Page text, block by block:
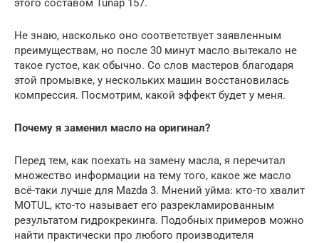
этого составом Tunap 157.
Не знаю, насколько оно соответствует заявленным
преимуществам, но после 30 минут масло вытекало не
такое густое, как обычно. Со слов мастеров благодаря
этой промывке, у нескольких машин восстановилась
компрессия. Посмотрим, какой эффект будет у меня.
Почему я заменил масло на оригинал?
Перед тем, как поехать на замену масла, я перечитал
множество информации на тему того, какое же масло
всё-таки лучше для Mazda 3. Мнений уйма: кто-то хвалит
MOTUL, кто-то называет его разрекламированным
результатом гидрокрекинга. Подобных примеров можно
найти практически про любого производителя